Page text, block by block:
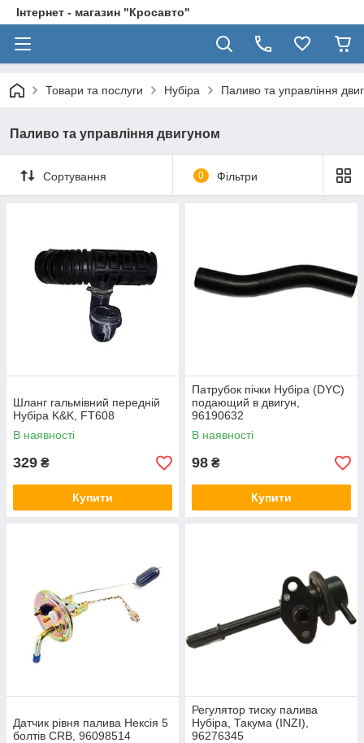
Інтернет - магазин "Кросавто"
Товари та послуги Нубіра Паливо та управління
Паливо та управління двигуном
Сортування 0 Фільтри
Шланг гальмівний передній
Нубіра K&K, FT608
В наявності
329 ₴
Купити
Патрубок пічки Нубіра (DYC)
подающий в двигун,
96190632
В наявності
98 ₴
Купити
Датчик рівня палива Нексія 5
болтів CRB, 96098514
Регулятор тиску палива
Нубіра, Такума (INZI),
96276345